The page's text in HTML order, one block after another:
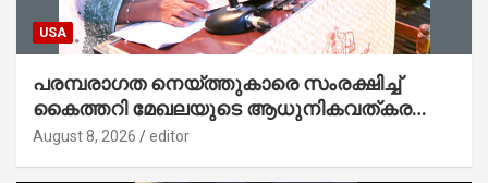
USA
പരമ്പരാഗത നെയ്ത്തുകാരെ സംരക്ഷിച്ച്
കൈത്തറി മേഖലയുടെ ആധുനികവത്കരണം
സാധ്യമാക്കും : ഡെപ്യൂട്ടി സ്പീക്കർ
August 8, 2026 editor